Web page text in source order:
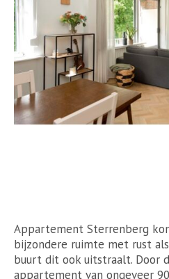
Appartement Sterrenberg
bijzondere ruimte met rust
buurt dit ook uitstraalt. Door
appartement van ongeveer